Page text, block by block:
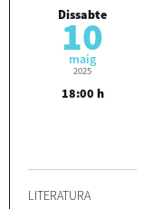
Dissabte
10
maig
2025
18:00 h
LITERATURA